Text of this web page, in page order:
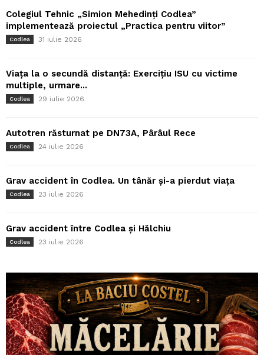
Colegiul Tehnic „Simion Mehedinți Codlea”
implementează proiectul „Practica pentru viitor”
Codlea 31 iulie 2026
Viața la o secundă distanță: Exercițiu ISU cu victime
multiple, urmare...
Codlea 29 iulie 2026
Autotren răsturnat pe DN73A, Pârâul Rece
Codlea 24 iulie 2026
Grav accident în Codlea. Un tânăr și-a pierdut viața
Codlea 23 iulie 2026
Grav accident între Codlea și Hălchiu
Codlea 23 iulie 2026